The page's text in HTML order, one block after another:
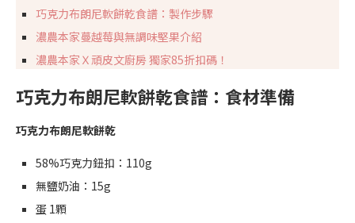
巧克力布朗尼軟餅乾食譜：製作步驟
濃農本家蔓越莓與無調味堅果介紹
濃農本家Ｘ頑皮文廚房 獨家85折扣碼！
巧克力布朗尼軟餅乾食譜：食材準備
巧克力布朗尼軟餅乾
58%巧克力鈕扣：110g
無鹽奶油：15g
蛋 1顆